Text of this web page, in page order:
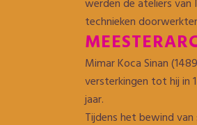
werden de ateliers
technieken
Mimar Koca Sinan
versterkingen tot hij in
jaar.
Tijdens het bewind